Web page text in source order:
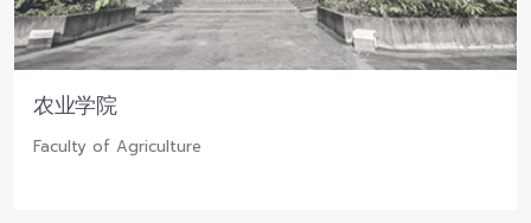
农业学院
Faculty of Agriculture